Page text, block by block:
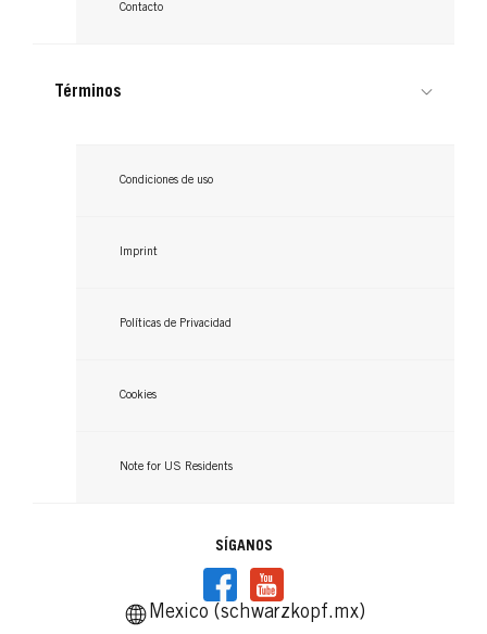
Contacto
Términos
Condiciones de uso
Imprint
Políticas de Privacidad
Cookies
Note for US Residents
SÍGANOS
Mexico (schwarzkopf.mx)